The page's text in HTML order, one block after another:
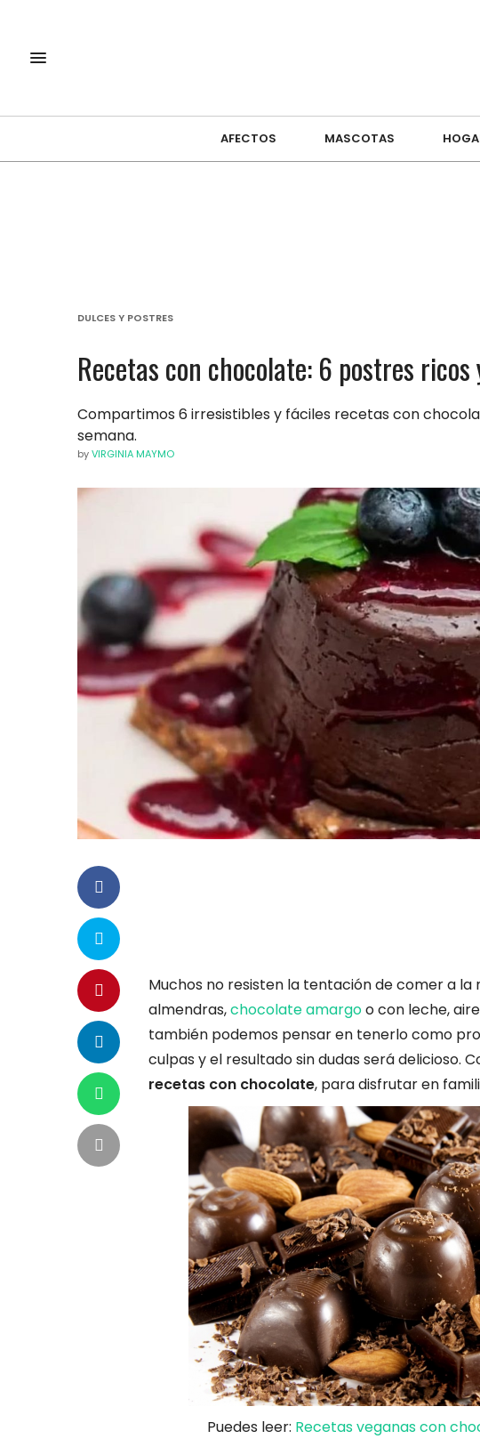
AFECTOS MASCOTAS
DULCES Y POSTRES
Recetas con chocolate: 6 postres
Compartimos 6 irresistibles y fáciles recetas con
semana.
byVIRGINIA MAYMO
Muchos no resisten la tentación de comer a
almendras,chocolate amargoo con leche,
también podemos pensar en tenerlo como
culpas y el resultado sin dudas será delicioso.
recetas con chocolate, para disfrutar en
Puedes leer: Recetas veganas con